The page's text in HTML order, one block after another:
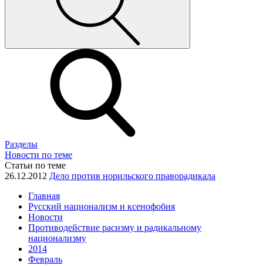
Разделы
Новости по теме
Статьи по теме
26.12.2012 Дело против норильского праворадикала
Главная
Русский национализм и ксенофобия
Новости
Противодействие расизму и радикальному
национализму
2014
Февраль